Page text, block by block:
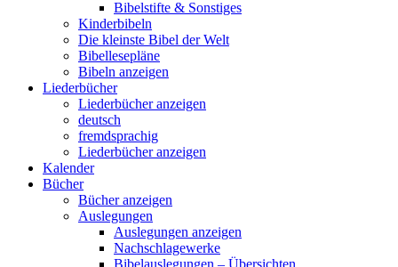
Bibelstifte & Sonstiges
Kinderbibeln
Die kleinste Bibel der Welt
Bibellesepläne
Bibeln anzeigen
Liederbücher
Liederbücher anzeigen
deutsch
fremdsprachig
Liederbücher anzeigen
Kalender
Bücher
Bücher anzeigen
Auslegungen
Auslegungen anzeigen
Nachschlagewerke
Bibelauslegungen – Übersichten